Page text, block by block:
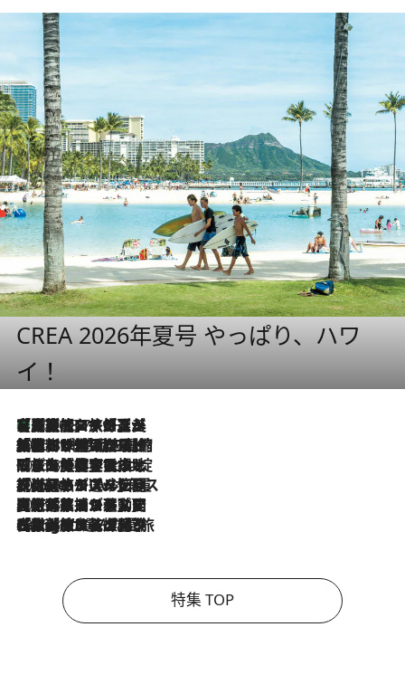
CREA 2026年夏号 やっぱり、ハワ
イ！
2026.8.7
【厳選旅コスメ】「多機能アイテムがメイン！」旅好き美容エディターが選んだ夏旅ベストコスメを発表【Mサイズジップ】
2026.8.6
「荷物が増えるほど旅ストレスは増す」美容ジャーナリストがたどり着いた最終結論。“化粧品を劇的に減らす”感動の凝縮美容とは
2026.8.6
「旅先には金髪ウィッグを持参」日本と同じメイクでは損してる!? 美容ジャーナリストが提案する“掟破りの旅美容”とは
2026.8.6
【厳選旅コスメ】「身軽さ＆UV対策重視！」ヘアアーティストshucoが選んだ夏旅ベストコスメを発表【Mサイズジップ】
2026.8.5
【厳選旅コスメ】国内をあちこち移動する河井菜摘が選んだ夏旅ベストコスメ発表！「リラックスアイテムはマスト」【Mサイズジップ】
2026.8.4
【厳選旅コスメ】「紫外線＆乾燥対策しながらメイク感も！」ヘア＆メイクGeorgeが選んだ夏旅ベストコスメを発表！【Mサイズジップ】
特集 TOP